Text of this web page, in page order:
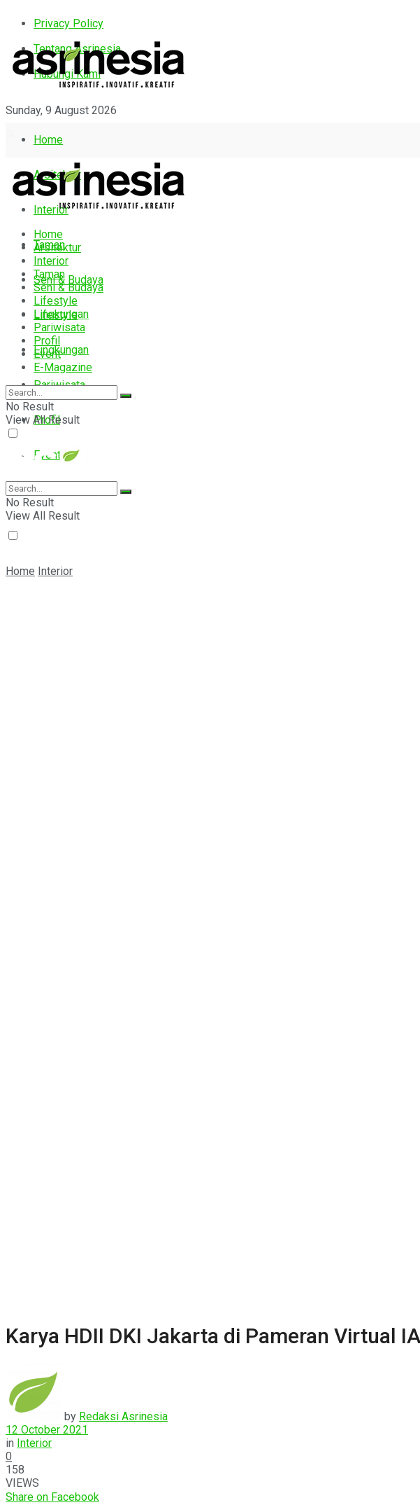
Privacy Policy
Tentang Asrinesia
Hubungi Kami
Sunday, 9 August 2026
Home
Arsitektur
Interior
Taman
Seni & Budaya
Lifestyle
Lingkungan
Pariwisata
Profil
Event
E-Magazine
Home
Arsitektur
Interior
Taman
Seni & Budaya
Lifestyle
Lingkungan
Pariwisata
Profil
Event
E-Magazine
No Result
View All Result
No Result
View All Result
Home Interior
Karya HDII DKI Jakarta di Pameran Virtual
by Redaksi Asrinesia
12 October 2021
in Interior
0
158
VIEWS
Share on Facebook